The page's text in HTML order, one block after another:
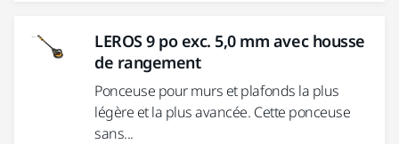
LEROS 9 po exc. 5,0 mm avec housse
de rangement
Ponceuse pour murs et plafonds la plus
légère et la plus avancée. Cette ponceuse
sans...